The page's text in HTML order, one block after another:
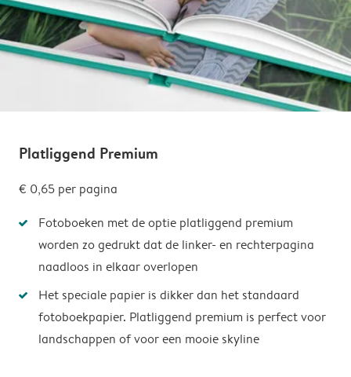
Platliggend Premium
€ 0,65 per pagina
Fotoboeken met de optie platliggend premium
worden zo gedrukt dat de linker- en rechterpagina
naadloos in elkaar overlopen
Het speciale papier is dikker dan het standaard
fotoboekpapier. Platliggend premium is perfect voor
landschappen of voor een mooie skyline